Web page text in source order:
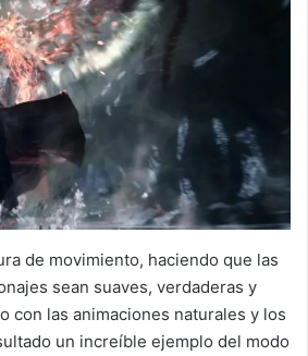
de movimiento, haciendo que las
sean suaves, verdaderas y
con las animaciones naturales y los
un increíble ejemplo del modo